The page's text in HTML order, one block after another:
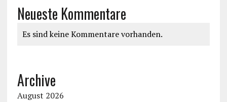
Neueste Kommentare
Es sind keine Kommentare vorhanden.
Archive
August 2026